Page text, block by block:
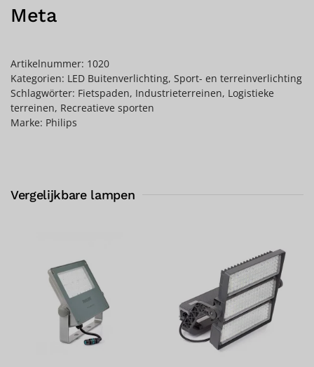
Meta
Artikelnummer: 1020
Kategorien: LED Buitenverlichting, Sport- en terreinverlichting
Schlagwörter: Fietspaden, Industrieterreinen, Logistieke
terreinen, Recreatieve sporten
Marke: Philips
Vergelijkbare lampen